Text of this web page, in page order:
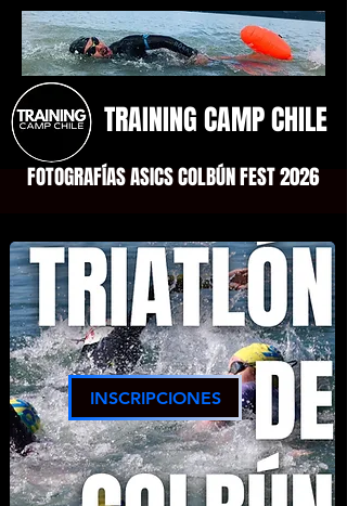
TRAINING CAMP CHILE
FOTOGRAFÍAS ASICS COLBÚN FEST 2026
INSCRIPCIONES